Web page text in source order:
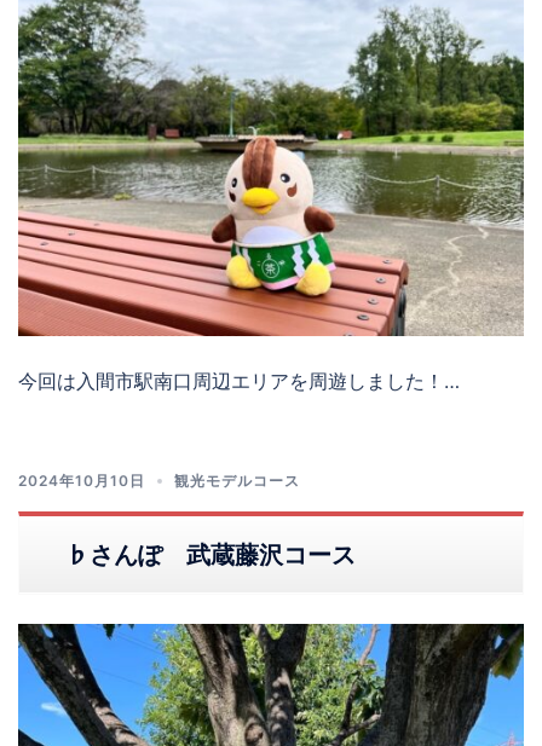
今回は入間市駅南口周辺エリアを周遊しました！…
2024年10月10日 観光モデルコース
♭さんぽ 武蔵藤沢コース